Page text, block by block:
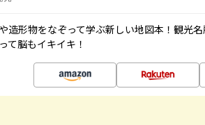
造形物をなぞって学ぶ新しい地図本！観光
て脳もイキイキ！